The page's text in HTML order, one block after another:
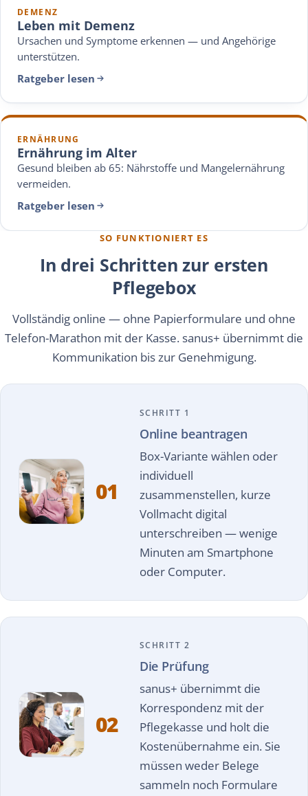
DEMENZ
Leben mit Demenz
Ursachen und Symptome erkennen — und Angehörige
unterstützen.
Ratgeber lesen
ERNÄHRUNG
Ernährung im Alter
Gesund bleiben ab 65: Nährstoffe und Mangelernährung
vermeiden.
Ratgeber lesen
SO FUNKTIONIERT ES
In drei Schritten zur ersten
Pflegebox
Vollständig online — ohne Papierformulare und ohne
Telefon-Marathon mit der Kasse. sanus+ übernimmt die
Kommunikation bis zur Genehmigung.
01
SCHRITT 1
Online beantragen
Box-Variante wählen oder
individuell
zusammenstellen, kurze
Vollmacht digital
unterschreiben — wenige
Minuten am Smartphone
oder Computer.
02
SCHRITT 2
Die Prüfung
sanus+ übernimmt die
Korrespondenz mit der
Pflegekasse und holt die
Kostenübernahme ein. Sie
müssen weder Belege
sammeln noch Formulare